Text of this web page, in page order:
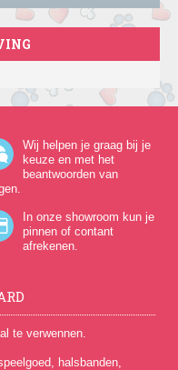
Wij helpen je graag bij je
keuze en met het
beantwoorden van
In onze showroom kun je
pinnen of contant
afrekenen.
te verwennen.
halsbanden,